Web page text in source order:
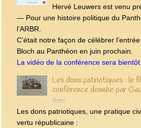
Hervé Leuwers est venu
— Pour une histoire politique du
l’ARBR.
C’était notre façon de célébrer
Bloch au Panthéon en juin prochain.
La vidéo de la conférence sera bientôt
Les dons patriotiques : le
conférence donnée par
22 avril
Les dons patriotiques, une pratique
vertu républicaine :